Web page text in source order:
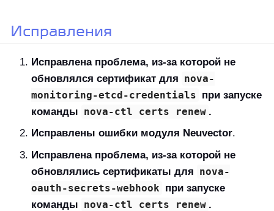
Исправления
Исправлена проблема, из-за которой не
обновлялся сертификат для nova-
monitoring-etcd-credentials при запуске
команды nova-ctl certs renew .
Исправлены ошибки модуля Neuvector.
Исправлена проблема, из-за которой не
обновлялись сертификаты для nova-
oauth-secrets-webhook при запуске
команды nova-ctl certs renew .